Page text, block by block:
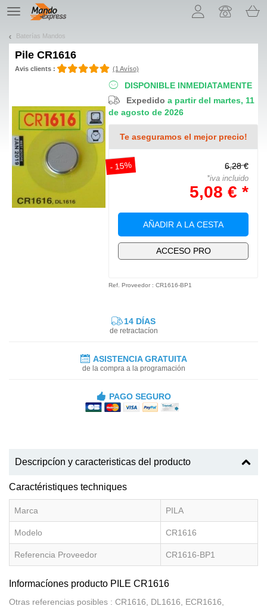
TE
navigation
Baterías Mandos
Pile CR1616
Avis clients : (1 Avíso)
DISPONIBLE INMEDIATAMENTE
Expedidoa partir del martes, 11
de agosto de 2026
Te aseguramos el mejor precio!
- 15% 6,28 €
*iva incluido
5,08 € *
AÑADIR A LA CESTA
ACCESO PRO
Ref. Proveedor : CR1616-BP1
14 DÍAS
de retractacíon
ASISTENCIA GRATUITA
de la compra a la programación
PAGO SEGURO
Descripcíon y caracteristicas del producto
Caractéristiques techniques
Marca PILA
Modelo CR1616
Referencia Proveedor CR1616-BP1
Informacíones producto PILE CR1616
Otras referencias posibles : CR1616, DL1616, ECR1616,
¡Permítenos presentarte nuestras cookies!